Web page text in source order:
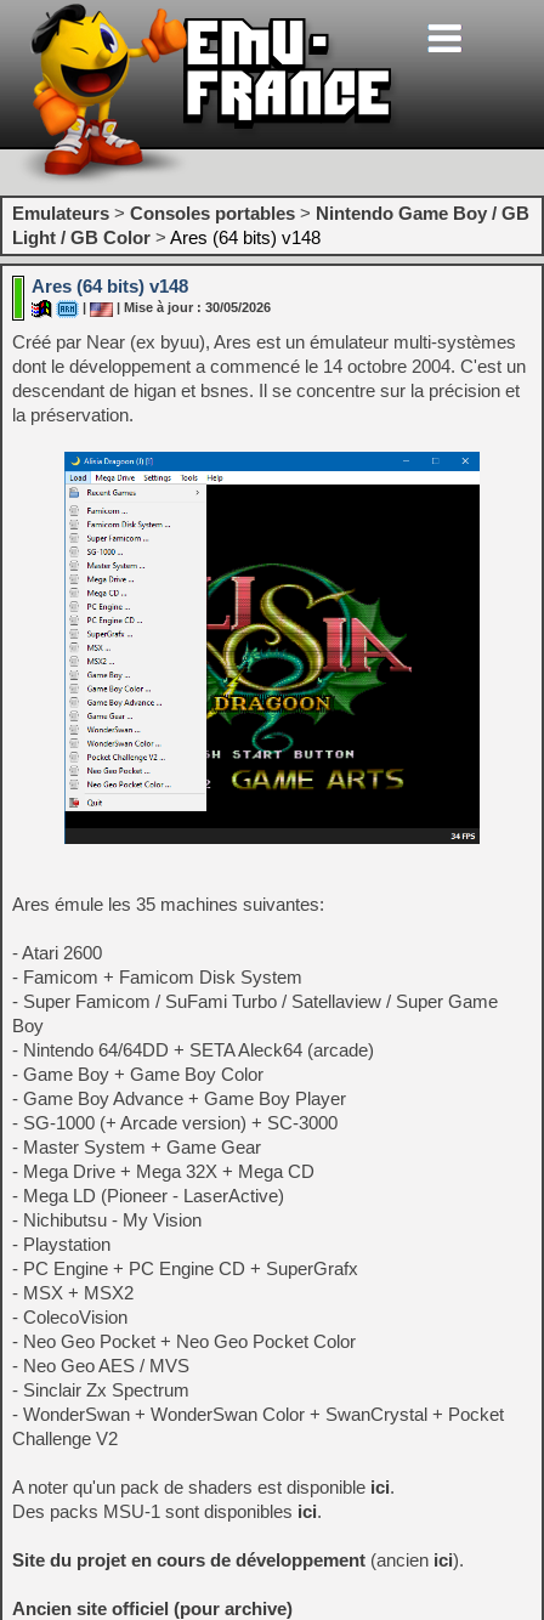
Emulateurs > Consoles portables > Nintendo Game Boy / GB
Light / GB Color > Ares (64 bits) v148
Ares (64 bits) v148
| Mise à jour : 30/05/2026
Créé par Near (ex byuu), Ares est un émulateur multi-systèmes
dont le développement a commencé le 14 octobre 2004. C'est un
descendant de higan et bsnes. Il se concentre sur la précision et
la préservation.
Ares émule les 35 machines suivantes:
- Atari 2600
- Famicom + Famicom Disk System
- Super Famicom / SuFami Turbo / Satellaview / Super Game
Boy
- Nintendo 64/64DD + SETA Aleck64 (arcade)
- Game Boy + Game Boy Color
- Game Boy Advance + Game Boy Player
- SG-1000 (+ Arcade version) + SC-3000
- Master System + Game Gear
- Mega Drive + Mega 32X + Mega CD
- Mega LD (Pioneer - LaserActive)
- Nichibutsu - My Vision
- Playstation
- PC Engine + PC Engine CD + SuperGrafx
- MSX + MSX2
- ColecoVision
- Neo Geo Pocket + Neo Geo Pocket Color
- Neo Geo AES / MVS
- Sinclair Zx Spectrum
- WonderSwan + WonderSwan Color + SwanCrystal + Pocket
Challenge V2
A noter qu'un pack de shaders est disponible ici.
Des packs MSU-1 sont disponibles ici.
Site du projet en cours de développement (ancien ici).
Ancien site officiel (pour archive)